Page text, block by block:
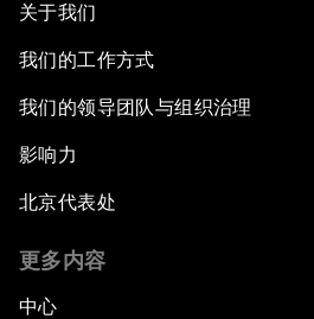
关于我们
我们的工作方式
我们的领导团队与组织治理
影响力
北京代表处
更多内容
中心